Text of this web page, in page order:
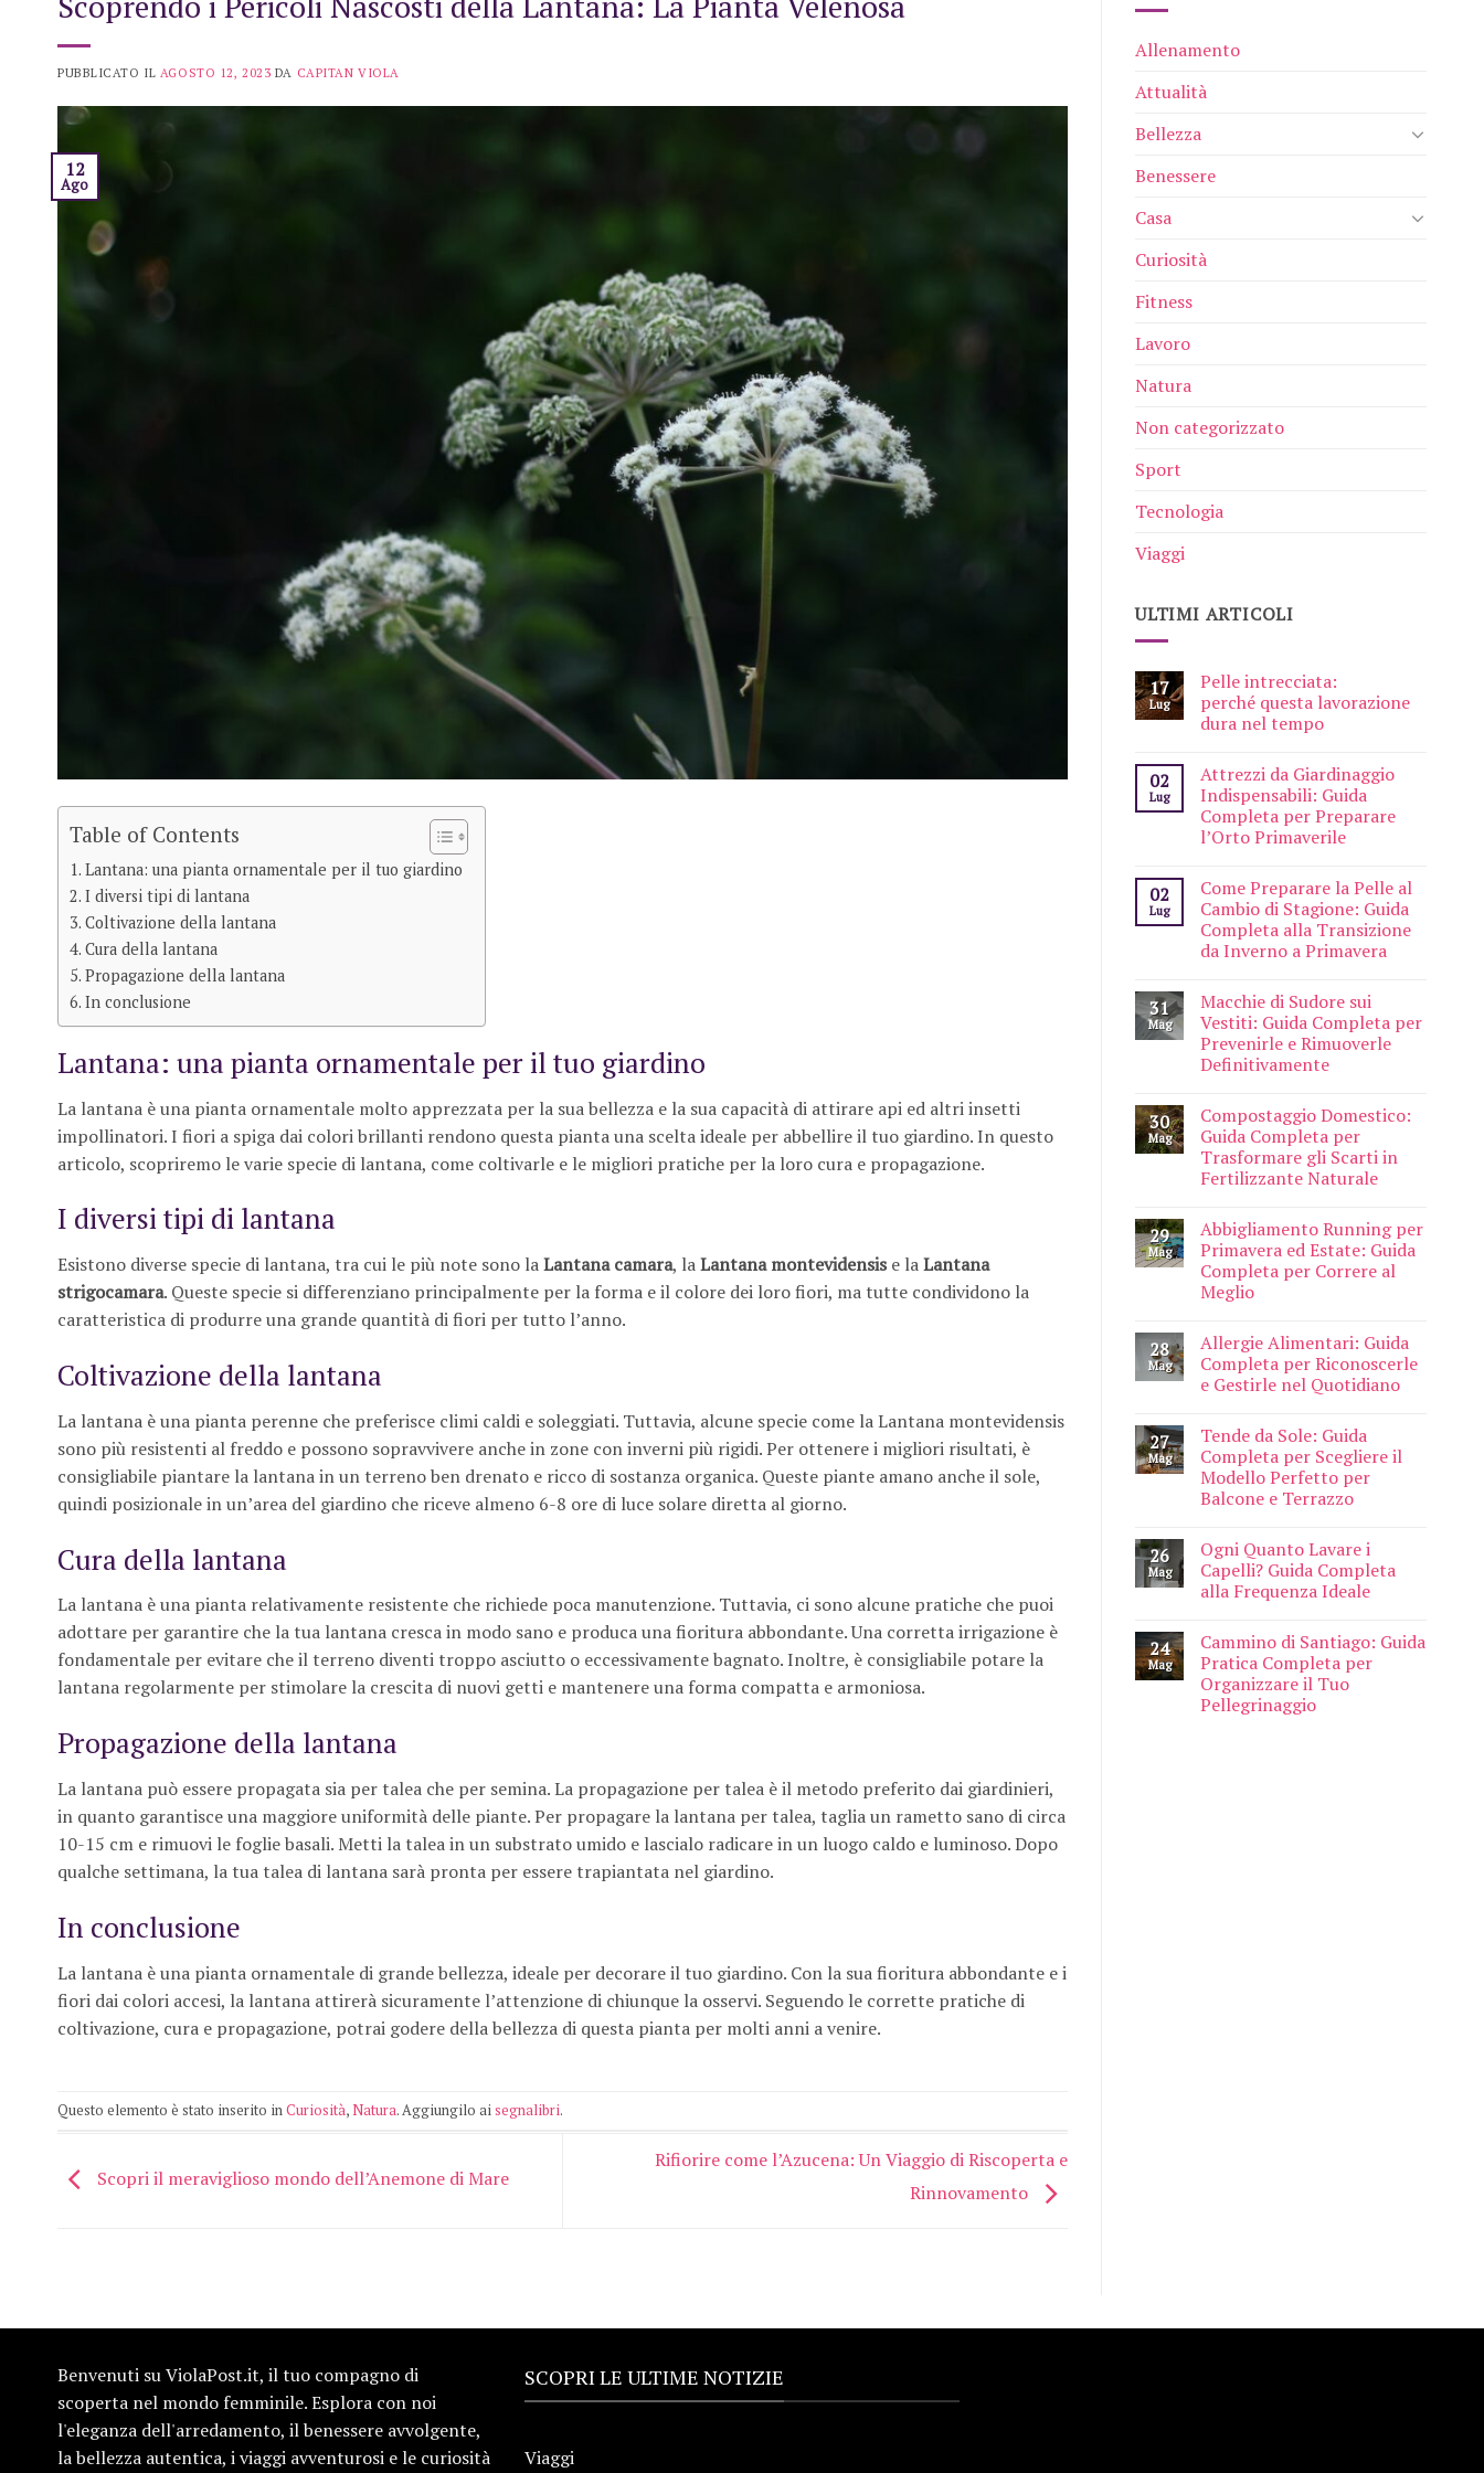
PUBBLICATO IL AGOSTO 12, 2023 DA CAPITAN VIOLA
12
Ago
Table of Contents
Lantana: una pianta ornamentale per il tuo giardino
I diversi tipi di lantana
Coltivazione della lantana
Cura della lantana
Propagazione della lantana
In conclusione
Lantana: una pianta ornamentale per il tuo giardino
La lantana è una pianta ornamentale molto apprezzata per la sua bellezza e la sua capacità di attirare api ed altri insetti
impollinatori. I fiori a spiga dai colori brillanti rendono questa pianta una scelta ideale per abbellire il tuo giardino. In questo
articolo, scopriremo le varie specie di lantana, come coltivarle e le migliori pratiche per la loro cura e propagazione.
I diversi tipi di lantana
Esistono diverse specie di lantana, tra cui le più note sono laLantana camara, laLantana montevidensise laLantana
strigocamara. Queste specie si differenziano principalmente per la forma e il colore dei loro fiori, ma tutte condividono la
caratteristica di produrre una grande quantità di fiori per tutto l’anno.
Coltivazione della lantana
La lantana è una pianta perenne che preferisce climi caldi e soleggiati. Tuttavia, alcune specie come la Lantana montevidensis
sono più resistenti al freddo e possono sopravvivere anche in zone con inverni più rigidi. Per ottenere i migliori risultati, è
consigliabile piantare la lantana in un terreno ben drenato e ricco di sostanza organica. Queste piante amano anche il sole,
quindi posizionale in un’area del giardino che riceve almeno 6-8 ore di luce solare diretta al giorno.
Cura della lantana
La lantana è una pianta relativamente resistente che richiede poca manutenzione. Tuttavia, ci sono alcune pratiche che puoi
adottare per garantire che la tua lantana cresca in modo sano e produca una fioritura abbondante. Una corretta irrigazione è
fondamentale per evitare che il terreno diventi troppo asciutto o eccessivamente bagnato. Inoltre, è consigliabile potare la
lantana regolarmente per stimolare la crescita di nuovi getti e mantenere una forma compatta e armoniosa.
Propagazione della lantana
La lantana può essere propagata sia per talea che per semina. La propagazione per talea è il metodo preferito dai giardinieri,
in quanto garantisce una maggiore uniformità delle piante. Per propagare la lantana per talea, taglia un rametto sano di circa
10-15 cm e rimuovi le foglie basali. Metti la talea in un substrato umido e lascialo radicare in un luogo caldo e luminoso. Dopo
qualche settimana, la tua talea di lantana sarà pronta per essere trapiantata nel giardino.
In conclusione
La lantana è una pianta ornamentale di grande bellezza, ideale per decorare il tuo giardino. Con la sua fioritura abbondante e i
fiori dai colori accesi, la lantana attirerà sicuramente l’attenzione di chiunque la osservi. Seguendo le corrette pratiche di
coltivazione, cura e propagazione, potrai godere della bellezza di questa pianta per molti anni a venire.
Questo elemento è stato inserito inCuriosità,Natura. Aggiungilo aisegnalibri.
Scopri il meraviglioso mondo dell’Anemone di Mare
Rifiorire come l’Azucena: Un Viaggio di Riscoperta e
Rinnovamento
Allenamento
Attualità
Bellezza
Benessere
Casa
Curiosità
Fitness
Lavoro
Natura
Non categorizzato
Sport
Tecnologia
Viaggi
ULTIMI ARTICOLI
17
Lug
Pelle intrecciata:
perché questa lavorazione
dura nel tempo
02
Lug
Attrezzi da Giardinaggio
Indispensabili: Guida
Completa per Preparare
l’Orto Primaverile
02
Lug
Come Preparare la Pelle al
Cambio di Stagione: Guida
Completa alla Transizione
da Inverno a Primavera
31
Mag
Macchie di Sudore sui
Vestiti: Guida Completa per
Prevenirle e Rimuoverle
Definitivamente
30
Mag
Compostaggio Domestico:
Guida Completa per
Trasformare gli Scarti in
Fertilizzante Naturale
29
Mag
Abbigliamento Running per
Primavera ed Estate: Guida
Completa per Correre al
Meglio
28
Mag
Allergie Alimentari: Guida
Completa per Riconoscerle
e Gestirle nel Quotidiano
27
Mag
Tende da Sole: Guida
Completa per Scegliere il
Modello Perfetto per
Balcone e Terrazzo
26
Mag
Ogni Quanto Lavare i
Capelli? Guida Completa
alla Frequenza Ideale
24
Mag
Cammino di Santiago: Guida
Pratica Completa per
Organizzare il Tuo
Pellegrinaggio
Benvenuti su ViolaPost.it, il tuo compagno di
scoperta nel mondo femminile. Esplora con noi
l'eleganza dell'arredamento, il benessere avvolgente,
la bellezza autentica, i viaggi avventurosi e le curiosità
SCOPRI LE ULTIME NOTIZIE
Viaggi